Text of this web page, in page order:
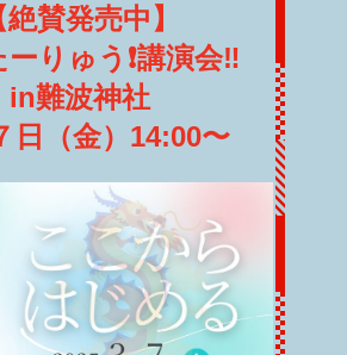
絶賛発売中】
りゅう❗️講演会‼️
in難波神社
日（金）14:00〜